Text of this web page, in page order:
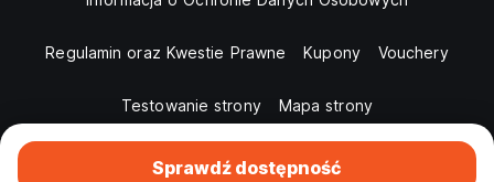
Sprawdź dostępność
Regulamin oraz Kwestie Prawne Kupony Vouchery
Testowanie strony Mapa strony